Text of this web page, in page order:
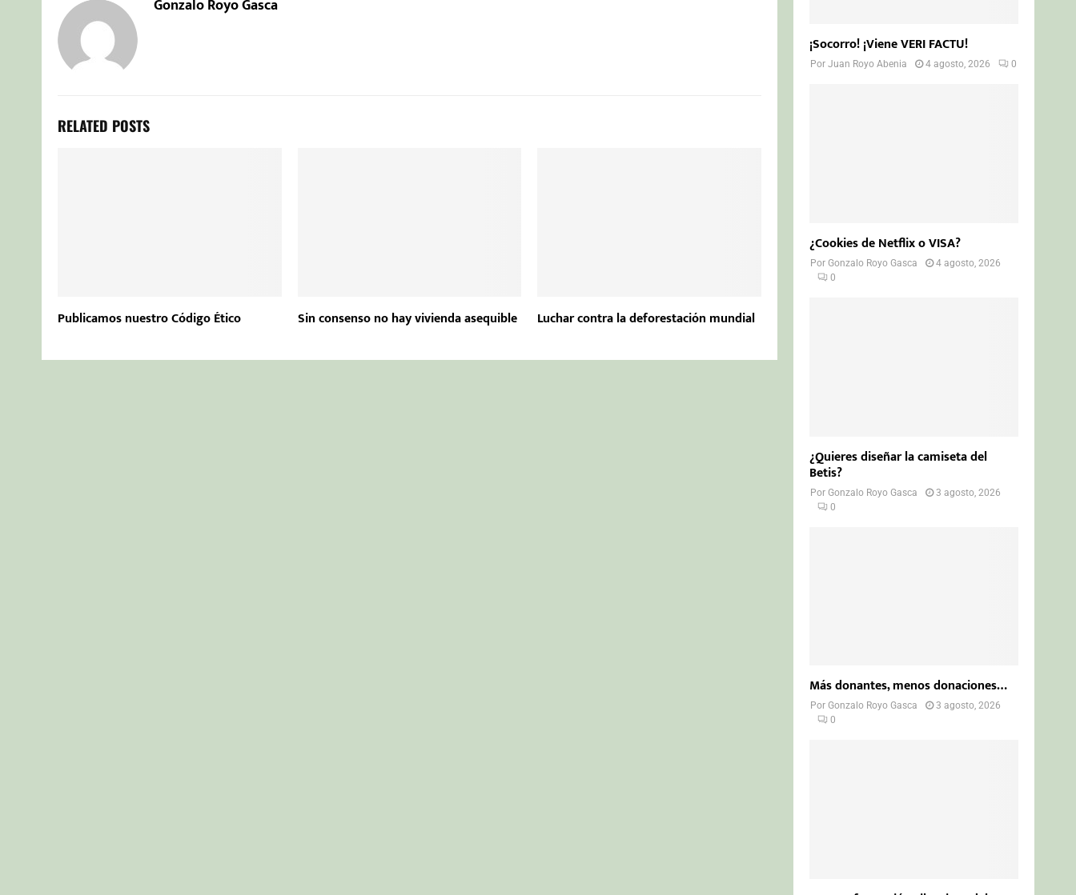
Gonzalo Royo Gasca
RELATED POSTS
Publicamos nuestro Código Ético Sin consenso no hay vivienda asequible Luchar contra la deforestación mundial
¡Socorro! ¡Viene VERI FACTU!
PorJuan Royo Abenia 4 agosto, 2026 0
¿Cookies de Netflix o VISA?
PorGonzalo Royo Gasca
4 agosto, 2026
0
¿Quieres diseñar la camiseta del
Betis?
PorGonzalo Royo Gasca
3 agosto, 2026
0
Más donantes, menos donaciones…
PorGonzalo Royo Gasca
3 agosto, 2026
0